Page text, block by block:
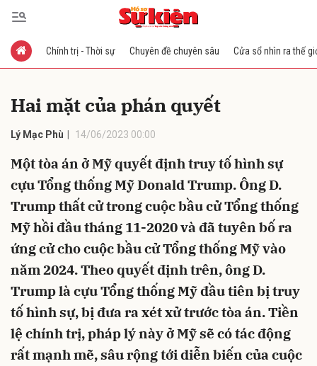
Chính trị - Thời sự Chuyên đề chuyên sâu Cửa sổ nhìn ra thế
Hai mặt của phán quyết
Lý Mạc Phù 14/06/2023 00:00
Một tòa án ở Mỹ quyết định truy tố hình sự
cựu Tổng thống Mỹ Donald Trump. Ông D.
Trump thất cử trong cuộc bầu cử Tổng thống
Mỹ hồi đầu tháng 11-2020 và đã tuyên bố ra
ứng cử cho cuộc bầu cử Tổng thống Mỹ vào
năm 2024. Theo quyết định trên, ông D.
Trump là cựu Tổng thống Mỹ đầu tiên bị truy
tố hình sự, bị đưa ra xét xử trước tòa án. Tiền
lệ chính trị, pháp lý này ở Mỹ sẽ có tác động
rất mạnh mẽ, sâu rộng tới diễn biến của cuộc
Gửi bình luận
Hủy Gửi